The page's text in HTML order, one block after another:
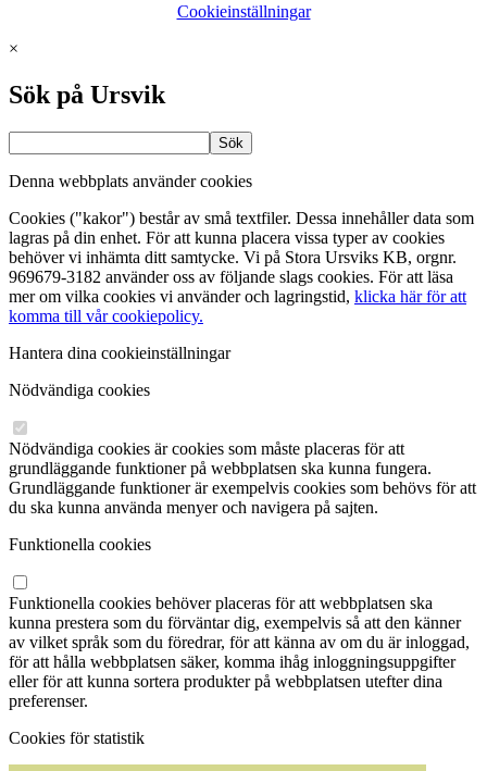
Cookieinställningar
×
Sök på Ursvik
Denna webbplats använder cookies
Cookies ("kakor") består av små textfiler. Dessa innehåller data som
lagras på din enhet. För att kunna placera vissa typer av cookies
behöver vi inhämta ditt samtycke. Vi på Stora Ursviks KB, orgnr.
969679-3182 använder oss av följande slags cookies. För att läsa
mer om vilka cookies vi använder och lagringstid, klicka här för att
komma till vår cookiepolicy.
Hantera dina cookieinställningar
Nödvändiga cookies
Nödvändiga cookies är cookies som måste placeras för att
grundläggande funktioner på webbplatsen ska kunna fungera.
Grundläggande funktioner är exempelvis cookies som behövs för att
du ska kunna använda menyer och navigera på sajten.
Funktionella cookies
Funktionella cookies behöver placeras för att webbplatsen ska
kunna prestera som du förväntar dig, exempelvis så att den känner
av vilket språk som du föredrar, för att känna av om du är inloggad,
för att hålla webbplatsen säker, komma ihåg inloggningsuppgifter
eller för att kunna sortera produkter på webbplatsen utefter dina
preferenser.
Cookies för statistik